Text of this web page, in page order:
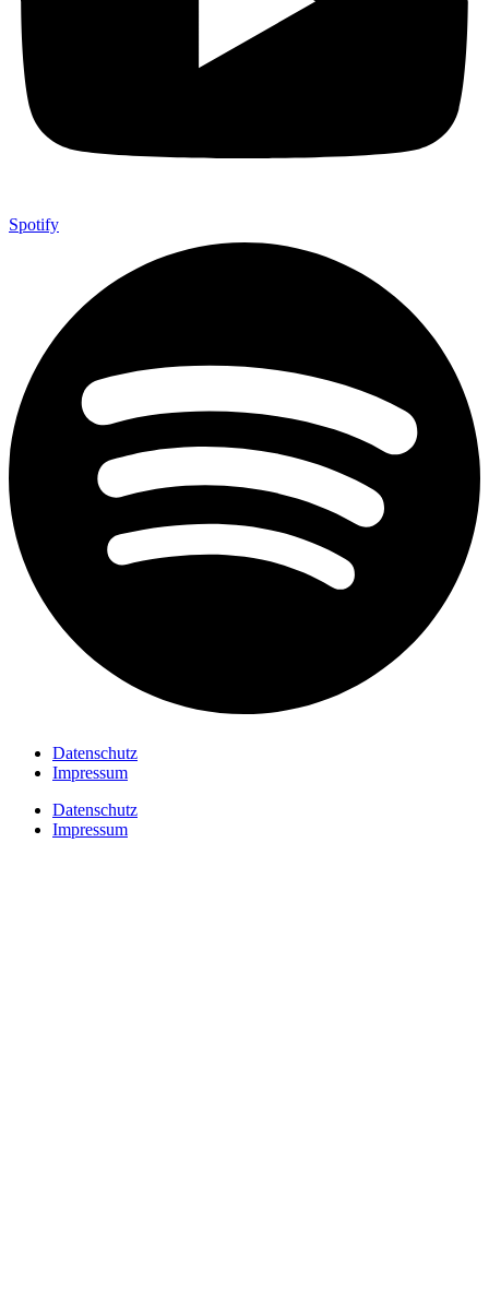
Spotify
Datenschutz
Impressum
Datenschutz
Impressum